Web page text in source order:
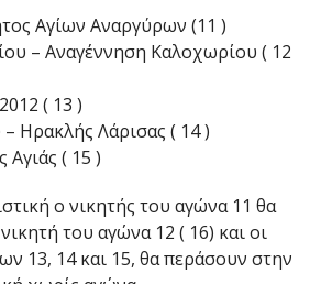
Αγίων Αναργύρων (11 )
– Αναγέννηση Καλοχωρίου ( 12
( 13 )
Ηρακλής Λάρισας ( 14 )
Αγιάς ( 15 )
ο νικητής του αγώνα 11 θα
του αγώνα 12 ( 16) και οι
13, 14 και 15, θα περάσουν στην